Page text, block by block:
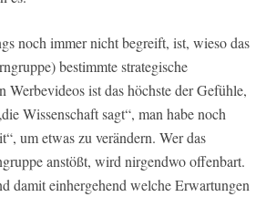
noch immer nicht begreift, ist, wieso das
bestimmte strategische
ist das höchste der Gefühle,
Wissenschaft sagt“, man habe noch
um etwas zu verändern. Wer das
anstößt, wird nirgendwo offenbart.
damit einhergehend welche Erwartungen